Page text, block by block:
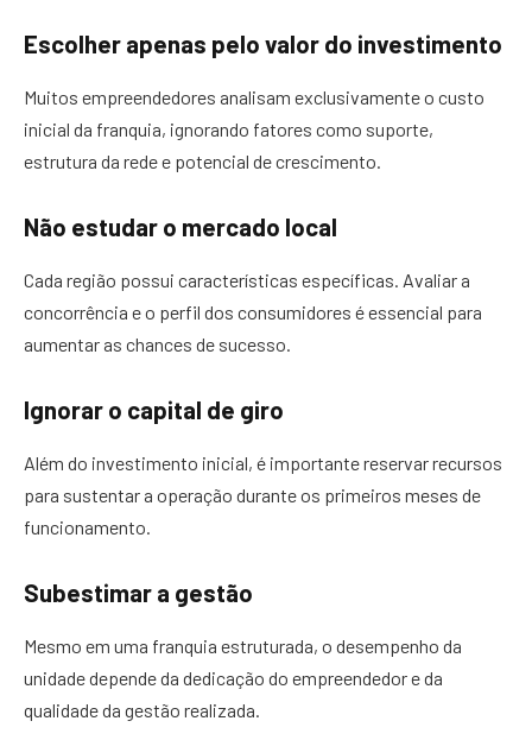
Escolher apenas pelo valor do investimento
Muitos empreendedores analisam exclusivamente o custo
inicial da franquia, ignorando fatores como suporte,
estrutura da rede e potencial de crescimento.
Não estudar o mercado local
Cada região possui características específicas. Avaliar a
concorrência e o perfil dos consumidores é essencial para
aumentar as chances de sucesso.
Ignorar o capital de giro
Além do investimento inicial, é importante reservar recursos
para sustentar a operação durante os primeiros meses de
funcionamento.
Subestimar a gestão
Mesmo em uma franquia estruturada, o desempenho da
unidade depende da dedicação do empreendedor e da
qualidade da gestão realizada.